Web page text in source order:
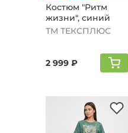
Кoстюм "Ритм
жизни", синий
ТМ ТЕКСПЛЮС
2 999 ₽